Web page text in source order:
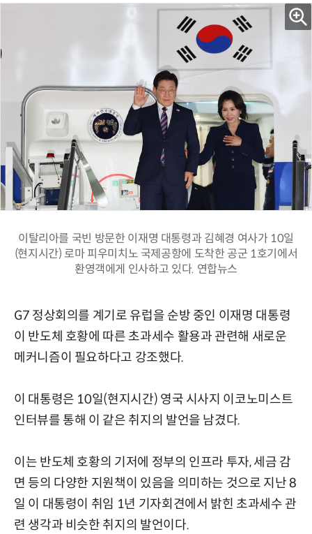
이탈리아를 국빈 방문한 이재명 대통령과 김혜경 여사가 10일
(현지시간) 로마 피우미치노 국제공항에 도착한 공군 1호기에서
환영객에게 인사하고 있다. 연합뉴스
G7 정상회의를 계기로 유럽을 순방 중인 이재명 대통령
이 반도체 호황에 따른 초과세수 활용과 관련해 새로운
메커니즘이 필요하다고 강조했다.
이 대통령은 10일(현지시간) 영국 시사지 이코노미스트
인터뷰를 통해 이 같은 취지의 발언을 남겼다.
이는 반도체 호황의 기저에 정부의 인프라 투자, 세금 감
면 등의 다양한 지원책이 있음을 의미하는 것으로 지난 8
일 이 대통령이 취임 1년 기자회견에서 밝힌 초과세수 관
련 생각과 비슷한 취지의 발언이다.